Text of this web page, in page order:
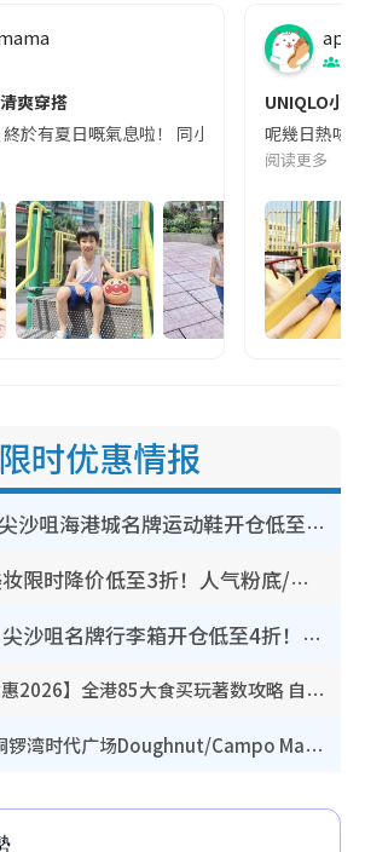
爽穿搭
於有夏日嘅氣息啦！ 同小朋友去公園玩，
親
UNIQLO小
呢幾日熱咗
阅读更多
时优惠情报
开仓优惠 | 尖沙咀海港城名牌运动鞋开仓低至1折！On鞋$899起/Joy&Peace鞋履$98起
CHANEL美妆限时降价低至3折！人气粉底/唇膏/精华液低至$275！COCO香水都有平
开仓优惠｜尖沙咀名牌行李箱开仓低至4折！一连5日 American Tourister/ace./Hallmark $200起
【8月生日优惠2026】全港85大食买玩著数攻略 自助餐/火锅放题同行免费＋诚品/DONKI送现金券
开仓优惠｜铜锣湾时代广场Doughnut/Campo Marzio开仓低至1折！背囊、书包、手袋劈价$200起